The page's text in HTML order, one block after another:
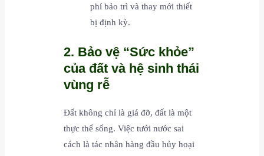
phí bảo trì và thay mới thiết
bị định kỳ.
2. Bảo vệ “Sức khỏe”
của đất và hệ sinh thái
vùng rễ
Đất không chỉ là giá đỡ, đất là một
thực thể sống. Việc tưới nước sai
cách là tác nhân hàng đầu hủy hoại